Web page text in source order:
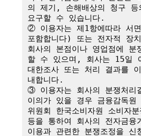
의 제기, 손해배상의 청구 등
요구할 수 있습니다.
② 이용자는 제1항에따라 서
포함합니다) 또는 전자적 장
회사의 본점이나 영업점에 분
할 수 있으며, 회사는 15일
대한조사 또는 처리 결과를
내합니다.
③ 이용자는 회사의 분쟁처리
이의가 있을 경우 금융감독원
위원회 한국소비자원 소비자분
등을 통하여 회사의 전자금융
이용과 관련한 분쟁조정을 신